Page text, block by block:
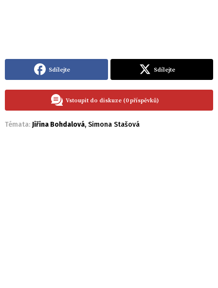
Sdílejte Sdílejte
Vstoupit do diskuze (0 příspěvků)
Témata: Jiřina Bohdalová, Simona Stašová